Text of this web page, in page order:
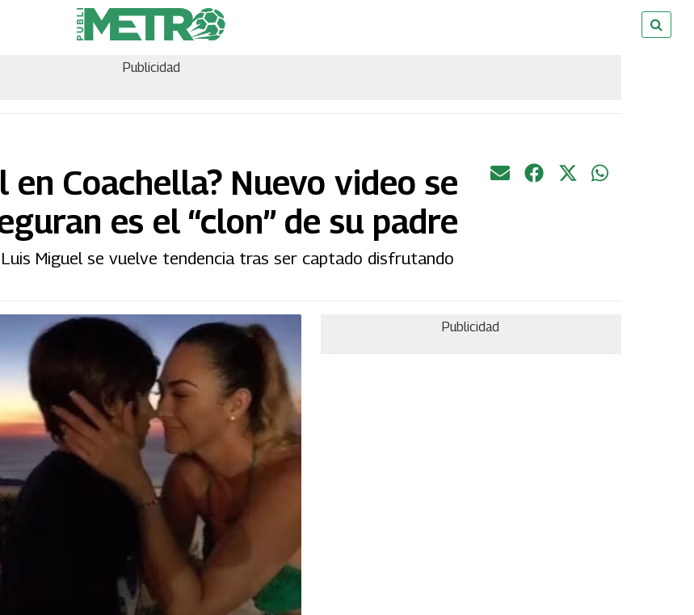
Publicidad
en Coachella? Nuevo video se
es el “clon” de su padre
Miguel se vuelve tendencia tras ser captado disfrutando
Publicidad